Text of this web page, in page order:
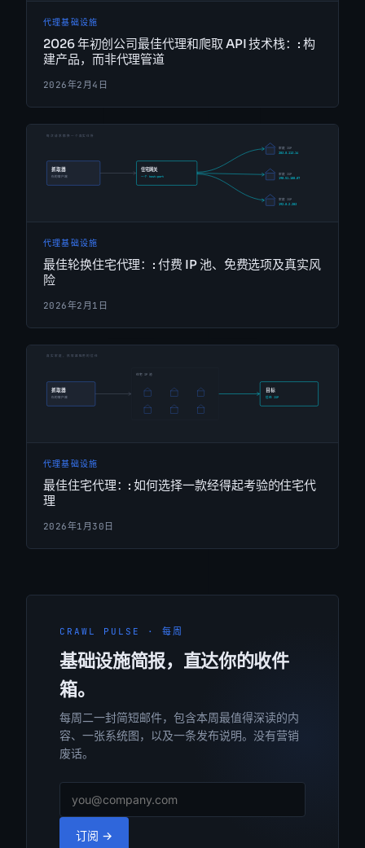
代理基础设施
2026 年初创公司最佳代理和爬取 API 技术栈：: 构
建产品，而非代理管道
2026年2月4日
代理基础设施
最佳轮换住宅代理：: 付费 IP 池、免费选项及真实风
险
2026年2月1日
代理基础设施
最佳住宅代理：: 如何选择一款经得起考验的住宅代
理
2026年1月30日
CRAWL PULSE · 每周
基础设施简报，直达你的收件
箱。
每周二一封简短邮件，包含本周最值得深读的内
容、一张系统图，以及一条发布说明。没有营销
废话。
订阅 →